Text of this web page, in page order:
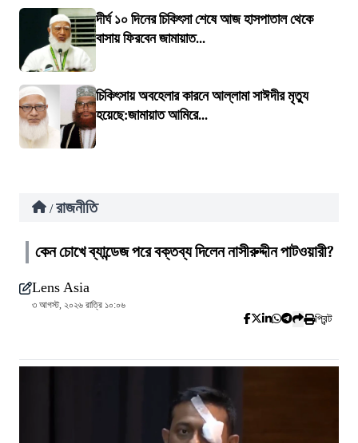
দীর্ঘ ১০ দিনের চিকিৎসা শেষে আজ হাসপাতাল থেকে
বাসায় ফিরবেন জামায়াত...
চিকিৎসায় অবহেলার কারনে আল্লামা সাঈদীর মৃত্যু
হয়েছে:জামায়াত আমিরে...
/ রাজনীতি
কেন চোখে ব্যান্ডেজ পরে বক্তব্য দিলেন নাসীরুদ্দীন পাটওয়ারী?
Lens Asia
৩ আগস্ট, ২০২৬ রাত্রি ১০:০৬
প্রিন্ট